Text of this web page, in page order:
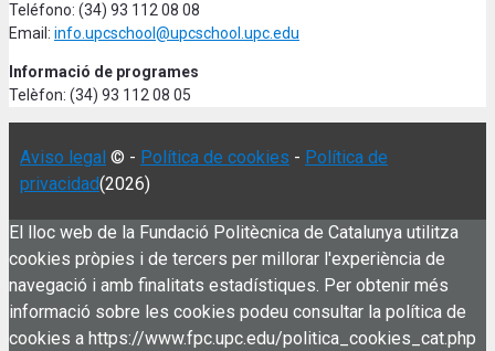
Teléfono: (34) 93 112 08 08
Email: info.upcschool@upcschool.upc.edu
Informació de programes
Telèfon: (34) 93 112 08 05
Aviso legal © - Política de cookies - Política de
privacidad(2026)
El lloc web de la Fundació Politècnica de Catalunya utilitza
cookies pròpies i de tercers per millorar l'experiència de
navegació i amb finalitats estadístiques. Per obtenir més
informació sobre les cookies podeu consultar la política de
cookies a https://www.fpc.upc.edu/politica_cookies_cat.php